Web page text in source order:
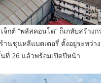
กต์ “พลัสคอนโด” ก็เกทับสร้า
นชุนหลีแบตเตอรี่ ตั้งอยู่ระหว่า
ที่ 26 แล้วพร้อมเปิดปีหน้า